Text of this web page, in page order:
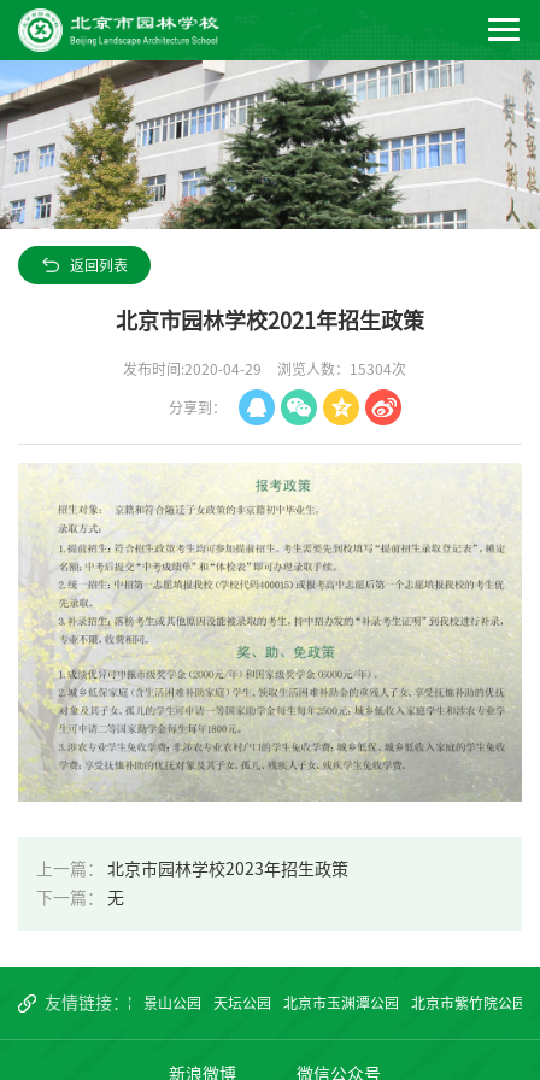
返回列表
北京市园林学校2021年招生政策
发布时间:2020-04-29 浏览人数：15304次
分享到：
上一篇： 北京市园林学校2023年招生政策
下一篇： 无
友情链接：
中国园林博物馆 景山公园 天坛公园 北京市玉渊潭公园 北京市紫竹院公园
新浪微博 微信公众号